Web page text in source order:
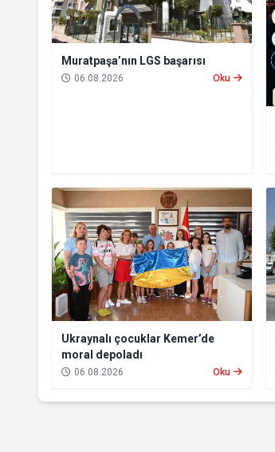
Muratpaşa’nın LGS başarısı
06.08.2026 Oku
Ukraynalı çocuklar Kemer’de
moral depoladı
06.08.2026 Oku